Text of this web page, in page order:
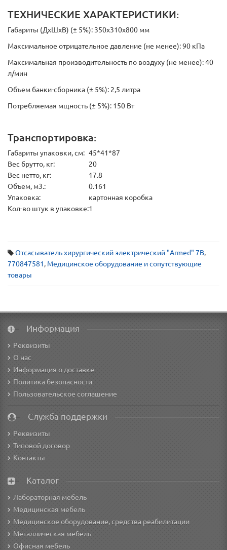
ТЕХНИЧЕСКИЕ ХАРАКТЕРИСТИКИ:
Габариты (ДхШхВ) (± 5%): 350х310х800 мм
Максимальное отрицательное давление (не менее): 90 кПа
Максимальная производительность по воздуху (не менее): 40
л/мин
Объем банки-сборника (± 5%): 2,5 литра
Потребляемая мщность (± 5%): 150 Вт
Транспортировка:
Габариты упаковки, см: 45*41*87
Вес брутто, кг:
20
Вес нетто, кг:
17.8
Объем, м3.:
0.161
Упаковка:
картонная коробка
Кол-во штук в упаковке:1
Отсасыватель хирургический электрический "Armed" 7B,
770847581, Медицинское оборудование и сопутствующие
товары
Информация
Реквизиты
О нас
Информация о доставке
Политика безопасности
Пользовательское соглашение
Служба поддержки
Реквизиты
Типовой договор
Контакты
Каталог
Лабораторная мебель
Медицинская мебель
Медицинское оборудование, средства реабилитации
Металлическая мебель
Офисная мебель